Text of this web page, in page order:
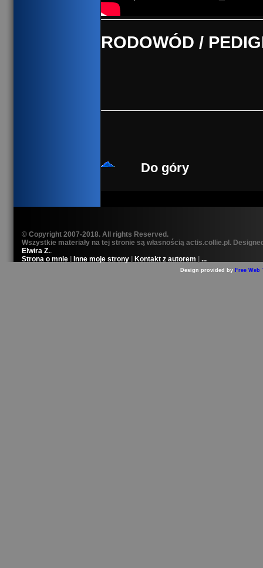
RODOWÓD /
Do góry
© Copyright 2007-2018. All rights Reserved.
Wszystkie materiały na tej stronie są własnością actis.collie.pl.
Elwira Z..
Strona o mnie| Inne moje strony| Kontakt z autorem | ...
Design provided by Free Web